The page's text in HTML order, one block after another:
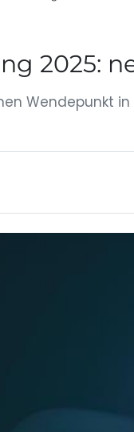
2025:
Wendepunkt